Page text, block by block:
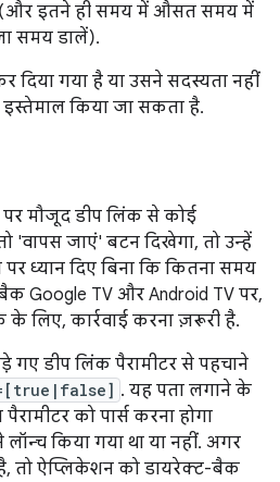
(और इतने ही समय में औसत समय में
समय डालें).
गया है या उसने सदस्यता नहीं
किया जा सकता है.
मौजूद डीप लिंक से कोई
'वापस जाएं' बटन दिखेगा, तो उन्हें
ध्यान दिए बिना कि कितना समय
Google TV और Android TV पर,
लिए, कार्रवाई करना ज़रूरी है.
गए डीप लिंक पैरामीटर से पहचाने
. यह पता लगाने के
को पार्स करना होगा
किया गया था या नहीं. अगर
तो ऐप्लिकेशन को डायरेक्ट-बैक